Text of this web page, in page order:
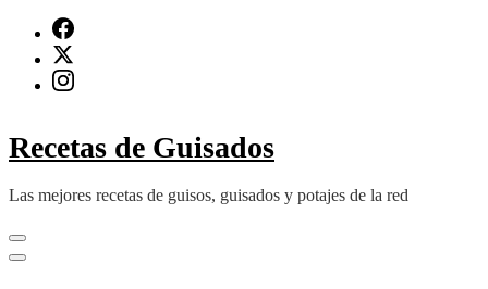
Recetas de Guisados
Las mejores recetas de guisos, guisados y potajes de la red